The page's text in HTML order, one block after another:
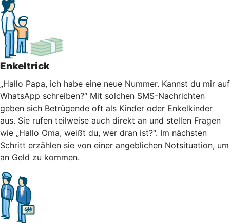
Enkeltrick
„Hallo Papa, ich habe eine neue Nummer. Kannst du mir auf
WhatsApp schreiben?“ Mit solchen SMS-Nachrichten
geben sich Betrügende oft als Kinder oder Enkelkinder
aus. Sie rufen teilweise auch direkt an und stellen Fragen
wie „Hallo Oma, weißt du, wer dran ist?“. Im nächsten
Schritt erzählen sie von einer angeblichen Notsituation, um
an Geld zu kommen.